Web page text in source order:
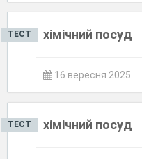
ТЕСТ хімічний посуд
16 вересня 2025
ТЕСТ хімічний посуд